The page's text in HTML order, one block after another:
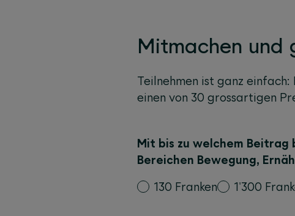
Mitmachen und
Teilnehmen ist ganz
einen von 30 grossartigen
Mit bis zu welchem
Bereichen Bewegung,
130 Franken
1'300